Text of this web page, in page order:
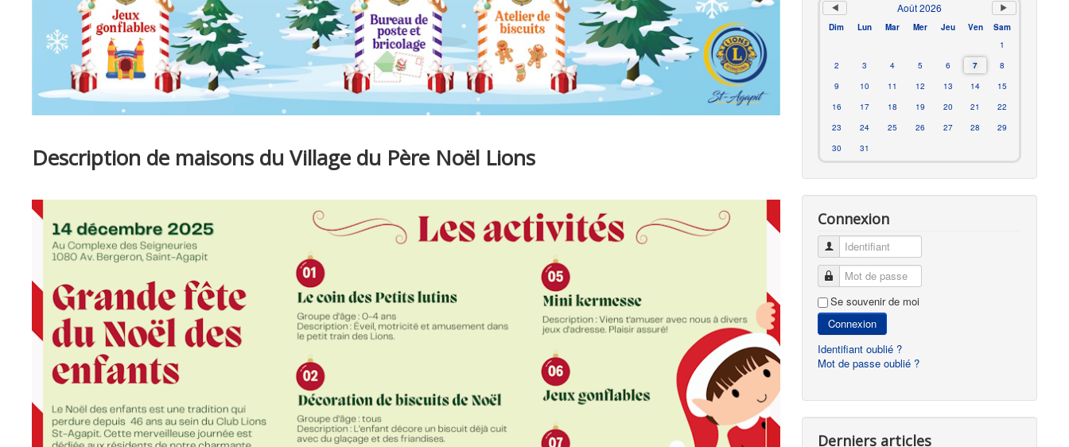
Description de maisons du Village du Père Noël Lions
Août 2026
Dim Lun Mar Mer Jeu Ven
Sam
1
2
3 4 5 6 7
8
9
10 11 12 13 14
15
16
17 18 19 20 21
22
23
24 25 26 27 28
29
30
31
Connexion
Identifiant
Mot de passe
Se souvenir de moi
Connexion
Identifiant oublié ?
Mot de passe oublié ?
Derniers articles